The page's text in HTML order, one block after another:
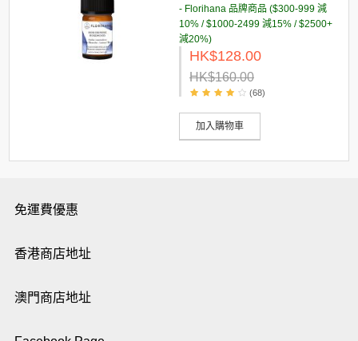
- Florihana 品牌商品 ($300-999 減
10% / $1000-2499 減15% / $2500+
減20%)
HK$128.00
HK$160.00
(68)
加入購物車
免運費優惠
香港商店地址
澳門商店地址